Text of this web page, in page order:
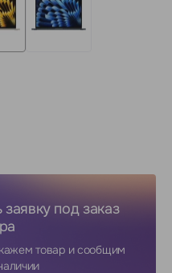
под заказ
товар и сообщим